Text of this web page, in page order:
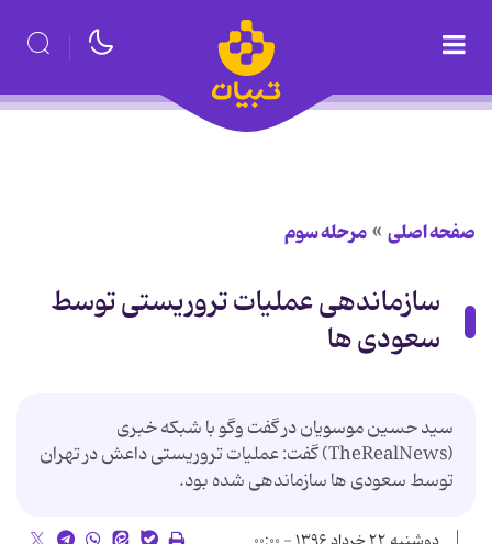
صفحه اصلی مرحله سوم
سازماندهی عملیات تروریستی توسط
سعودی ها
سید حسین موسویان در گفت وگو با شبکه خبری
(TheRealNews) گفت: عملیات تروریستی داعش در تهران
توسط سعودی ها سازماندهی شده بود.